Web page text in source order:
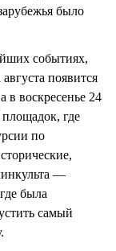
было
событиях,
появится
в воскресенье 24
площадок, где
по
—
была
самый